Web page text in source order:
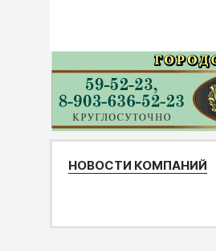
НОВОСТИ КОМПАНИЙ